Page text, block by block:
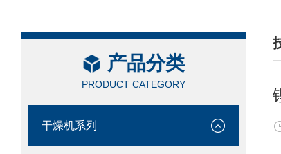
产品分类
PRODUCT CATEGORY
干燥机系列
/